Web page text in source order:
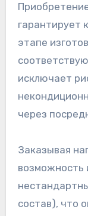
гарантирует
этапе
исключает
через
Заказывая
возможность
состав), что